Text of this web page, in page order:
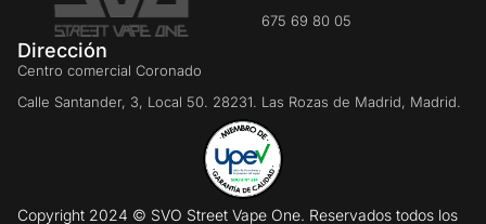
675 69 80 05
Dirección
Centro comercial Coronado
Calle Santander, 3, Local 50. 28231. Las Rozas de Madrid, Madrid.
Copyright 2024 © SVO Street Vape One. Reservados todos los